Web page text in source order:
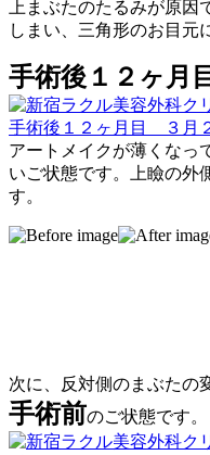
上まぶたのたるみが原
しまい、三角形のお目元
手術後１２ヶ月目
アートメイクが薄くなっ
いご状態です。上瞼の外
す。
次に、反対側のまぶたの
手術前のご状態です。